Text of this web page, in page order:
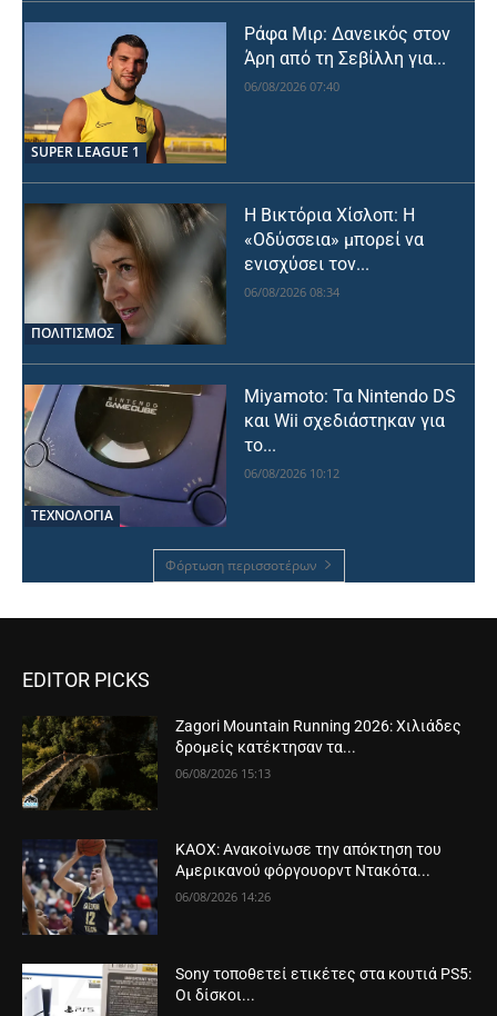
SUPER LEAGUE 1
Ράφα Μιρ: Δανεικός στον
Άρη από τη Σεβίλλη για...
06/08/2026 07:40
ΠΟΛΙΤΙΣΜΟΣ
Η Βικτόρια Χίσλοπ: Η
«Οδύσσεια» μπορεί να
ενισχύσει τον...
06/08/2026 08:34
ΤΕΧΝΟΛΟΓΙΑ
Miyamoto: Τα Nintendo DS
και Wii σχεδιάστηκαν για
το...
06/08/2026 10:12
Φόρτωση περισσοτέρων
EDITOR PICKS
Zagori Mountain Running 2026: Χιλιάδες
δρομείς κατέκτησαν τα...
06/08/2026 15:13
ΚΑΟΧ: Ανακοίνωσε την απόκτηση του
Αμερικανού φόργουορντ Ντακότα...
06/08/2026 14:26
Sony τοποθετεί ετικέτες στα κουτιά PS5:
Οι δίσκοι...